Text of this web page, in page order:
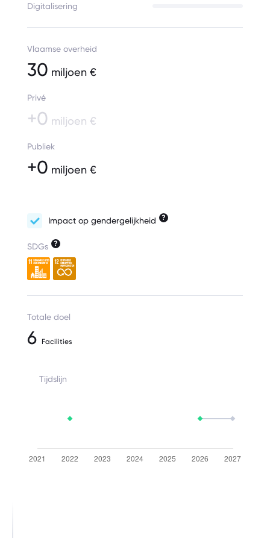
Digitalisering
Vlaamse overheid
30 miljoen €
Privé
+0 miljoen €
Publiek
+0 miljoen €
Impact op gendergelijkheid ?
SDGs ?
Totale doel
6 Facilities
Tijdslijn